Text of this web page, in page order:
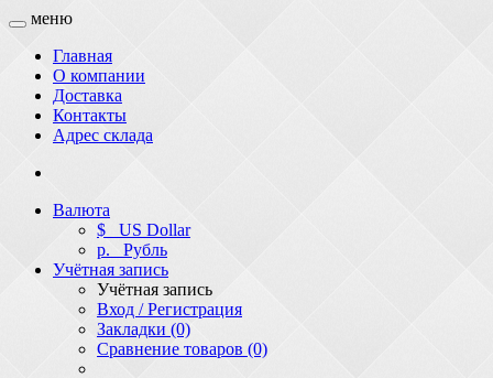
меню
Главная
О компании
Доставка
Контакты
Адрес склада
Валюта
$ US Dollar
р. Рубль
Учётная запись
Учётная запись
Вход / Регистрация
Закладки (0)
Сравнение товаров (0)